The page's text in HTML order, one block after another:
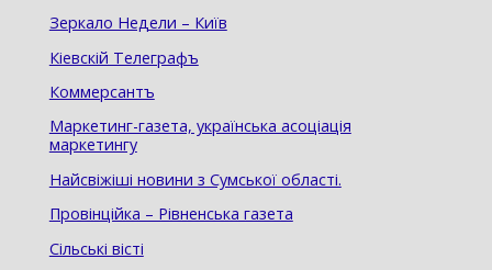
Зеркало Недели – Київ
Кіевскій Телеграфъ
Коммерсантъ
Маркетинг-газета, українська асоціація
маркетингу
Найсвіжіші новини з Сумської області.
Провінційка – Рівненська газета
Сільські вісті